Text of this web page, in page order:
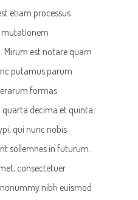
etiam processus
mutationem
est notare quam
putamus parum
formas
decima et quinta
qui nunc nobis
sollemnes in futurum.
consectetuer
nibh euismod